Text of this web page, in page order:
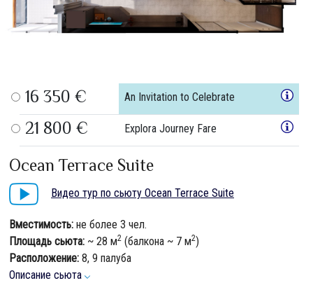
16 350 € An Invitation to Celebrate
21 800 € Explora Journey Fare
Ocean Terrace Suite
Видео тур по сьюту Ocean Terrace Suite
Вместимость: не более 3 чел.
Площадь сьюта: ~ 28 м2 (балкона ~ 7 м2)
Расположение: 8, 9 палуба
Описание сьюта